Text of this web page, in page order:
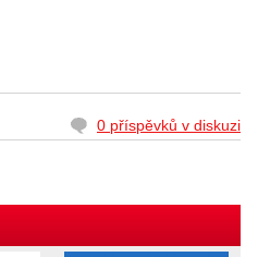
0 příspěvků v diskuzi